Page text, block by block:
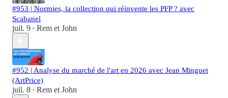
#953 | Normies, la collection qui réinvente les PFP ? avec
Scabanel
juil. 9 • Rem et John
#952 | Analyse du marché de l'art en 2026 avec Jean Minguet
(ArtPrice)
juil. 8 • Rem et John